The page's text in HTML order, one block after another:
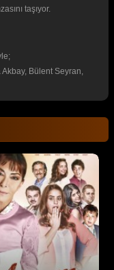
taşıyor.
Bülent Seyran,